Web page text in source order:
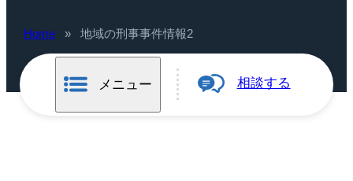
Home » 地域の刑事事件情報2
メニュー 相談する